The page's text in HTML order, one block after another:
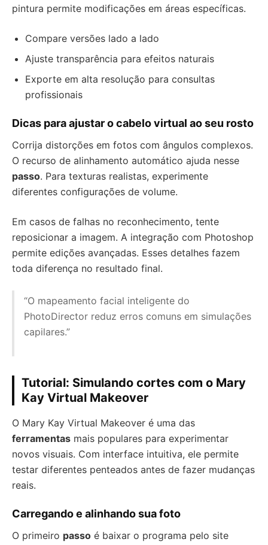
pintura permite modificações em áreas específicas.
Compare versões lado a lado
Ajuste transparência para efeitos naturais
Exporte em alta resolução para consultas
profissionais
Dicas para ajustar o cabelo virtual ao seu rosto
Corrija distorções em fotos com ângulos complexos.
O recurso de alinhamento automático ajuda nesse
passo. Para texturas realistas, experimente
diferentes configurações de volume.
Em casos de falhas no reconhecimento, tente
reposicionar a imagem. A integração com Photoshop
permite edições avançadas. Esses detalhes fazem
toda diferença no resultado final.
“O mapeamento facial inteligente do
PhotoDirector reduz erros comuns em simulações
capilares.”
Tutorial: Simulando cortes com o Mary
Kay Virtual Makeover
O Mary Kay Virtual Makeover é uma das
ferramentas mais populares para experimentar
novos visuais. Com interface intuitiva, ele permite
testar diferentes penteados antes de fazer mudanças
reais.
Carregando e alinhando sua foto
O primeiro passo é baixar o programa pelo site